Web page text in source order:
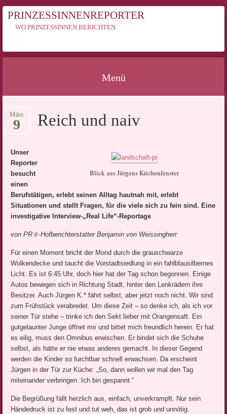
PRINZESSINNENREPORTER
WO PRINZESSINNEN BERICHTEN
Menü
zum
Inhalt
Reich und naiv
März
9
Blick aus Jürgens Küchenfenster
Unser
Reporter
besucht
einen
Berufstätigen, erlebt seinen Alltag hautnah mit, erlebt
Situationen und stellt Fragen, für die viele sich zu fein sind. Eine
investigative Interview-„Real Life“-Reportage
von PR♕-Hofberichterstatter Benjamin von Weissingherr
Für einen Moment bricht der Mond durch die grauschwarze
Wolkendecke und taucht die Vorstadtsiedlung in ein fahlblausilbernes
Licht. Es ist 6:45 Uhr, doch hier hat der Tag schon begonnen. Einige
Autos bewegen sich in Richtung Stadt, hinter den Lenkrädern ihre
Besitzer. Auch Jürgen K.* fährt selbst, aber jetzt noch nicht. Wir sind
zum Frühstück verabredet. Um diese Zeit – so denke ich, als ich vor
seiner Tür stehe – trinke ich den Sekt lieber mit Orangensaft. Ein
gutgelaunter Junge öffnet mir und bittet mich freundlich herein. Er hat
es eilig, muss den Omnibus erwischen. Er bindet sich die Schuhe
selbst, als hätte er nie etwas anderes gemacht. In dieser Gegend
werden die Kinder so furchtbar schnell erwachsen. Da erscheint
Jürgen in der Tür zur Küche: „So, dann wollen wir mal den Tag
miteinander verbringen. Ich bin gespannt.“
Die Begrüßung fällt herzlich aus, einfach, unverkrampft. Nur sein
Händedruck ist zu fest und tut weh, das ist grob und unnötig.